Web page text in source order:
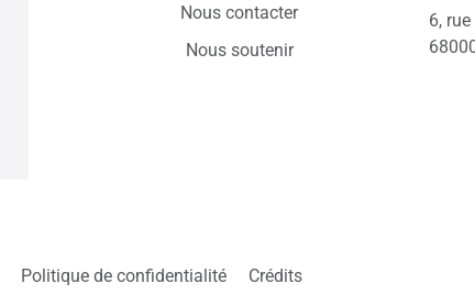
Nous contacter
Nous soutenir
6,
Politique de confidentialité Crédits